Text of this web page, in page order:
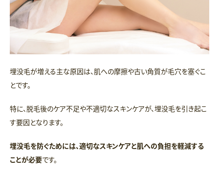
埋没毛が増える主な原因は、肌への摩擦や古い角質が毛穴を塞ぐこ
とです。
特に、脱毛後のケア不足や不適切なスキンケアが、埋没毛を引き起こ
す要因となります。
埋没毛を防ぐためには、適切なスキンケアと肌への負担を軽減する
ことが必要です。